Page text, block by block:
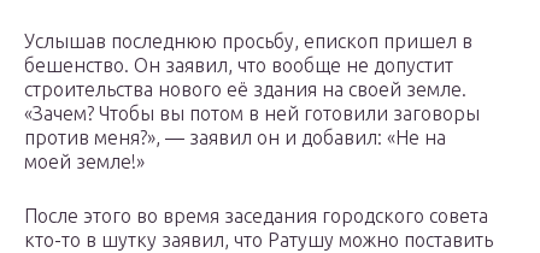
Услышав последнюю просьбу, епископ пришел в
бешенство. Он заявил, что вообще не допустит
строительства нового её здания на своей земле.
«Зачем? Чтобы вы потом в ней готовили заговоры
против меня?», — заявил он и добавил: «Не на
моей земле!»
После этого во время заседания городского совета
кто-то в шутку заявил, что Ратушу можно поставить